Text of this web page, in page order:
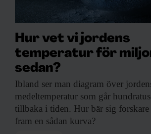
Hur vet vi jordens
temperatur för
sedan?
Ibland ser man diagram över
medeltemperatur som går
tillbaka i tiden. Hur bär sig forskare
fram en sådan kurva?